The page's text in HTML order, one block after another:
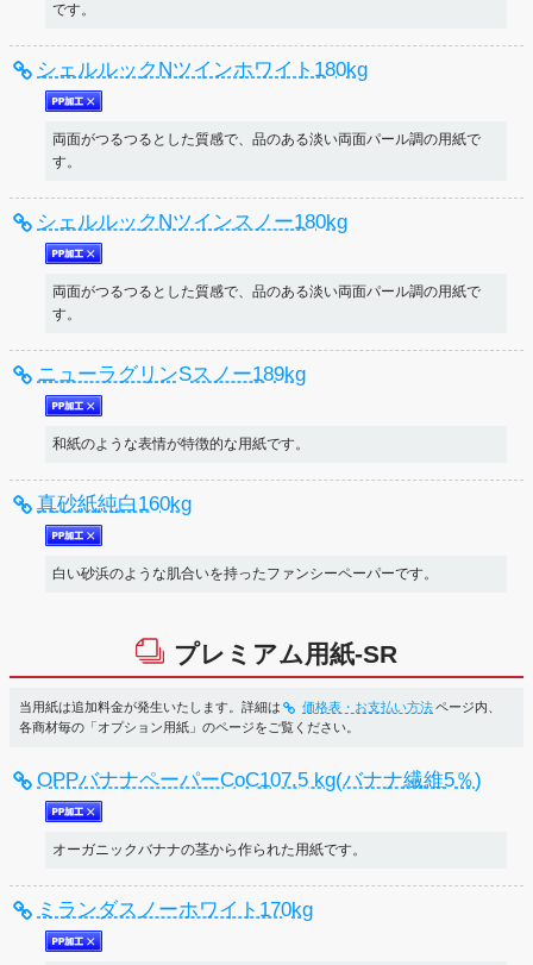
です。
シェルルックNツインホワイト180kg
両面がつるつるとした質感で、品のある淡い両面パール調の用紙で
す。
シェルルックNツインスノー180kg
両面がつるつるとした質感で、品のある淡い両面パール調の用紙で
す。
ニューラグリンSスノー189kg
和紙のような表情が特徴的な用紙です。
真砂紙純白160kg
白い砂浜のような肌合いを持ったファンシーペーパーです。
プレミアム用紙-SR
当用紙は追加料金が発生いたします。詳細は 価格表・お支払い方法ページ内、
各商材毎の「オプション用紙」のページをご覧ください。
OPPバナナペーパーCoC107.5 kg(バナナ繊維5％)
オーガニックバナナの茎から作られた用紙です。
ミランダスノーホワイト170kg